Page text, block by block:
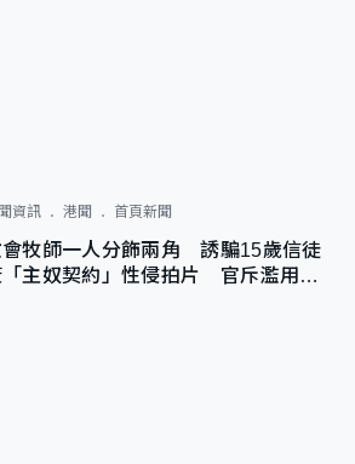
資訊 港聞 首頁新聞
會牧師一人分飾兩角 誘騙15歲信徒
「主奴契約」性侵拍片 官斥濫用教